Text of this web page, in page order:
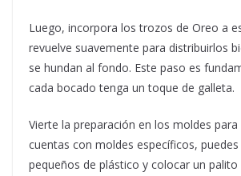
Luego, incorpora los trozos de Oreo a
revuelve suavemente para distribuirlos
se hundan al fondo. Este paso es
cada bocado tenga un toque de galleta.
Vierte la preparación en los moldes para
cuentas con moldes específicos,
pequeños de plástico y colocar un